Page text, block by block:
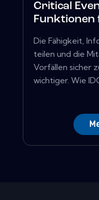
Critical
Funktionen
Die Fähigkeit,
teilen und die
Vorfällen sicher
wichtiger. Wie